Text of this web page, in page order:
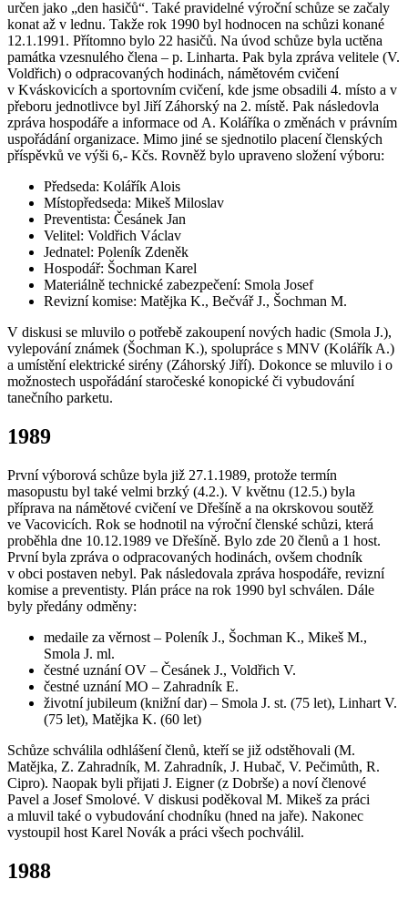
určen jako „den hasičů“. Také pravidelné výroční schůze se začaly
konat až v lednu. Takže rok 1990 byl hodnocen na schůzi konané
12.1.1991. Přítomno bylo 22 hasičů. Na úvod schůze byla uctěna
památka vzesnulého člena – p. Linharta. Pak byla zpráva velitele (V.
Voldřich) o odpracovaných hodinách, námětovém cvičení
v Kváskovicích a sportovním cvičení, kde jsme obsadili 4. místo a v
přeboru jednotlivce byl Jiří Záhorský na 2. místě. Pak následovla
zpráva hospodáře a informace od A. Koláříka o změnách v právním
uspořádání organizace. Mimo jiné se sjednotilo placení členských
příspěvků ve výši 6,- Kčs. Rovněž bylo upraveno složení výboru:
Předseda: Kolářík Alois
Místopředseda: Mikeš Miloslav
Preventista: Česánek Jan
Velitel: Voldřich Václav
Jednatel: Poleník Zdeněk
Hospodář: Šochman Karel
Materiálně technické zabezpečení: Smola Josef
Revizní komise: Matějka K., Bečvář J., Šochman M.
V diskusi se mluvilo o potřebě zakoupení nových hadic (Smola J.),
vylepování známek (Šochman K.), spolupráce s MNV (Kolářík A.)
a umístění elektrické sirény (Záhorský Jiří). Dokonce se mluvilo i o
možnostech uspořádání staročeské konopické či vybudování
tanečního parketu.
1989
První výborová schůze byla již 27.1.1989, protože termín
masopustu byl také velmi brzký (4.2.). V květnu (12.5.) byla
příprava na námětové cvičení ve Dřešíně a na okrskovou soutěž
ve Vacovicích. Rok se hodnotil na výroční členské schůzi, která
proběhla dne 10.12.1989 ve Dřešíně. Bylo zde 20 členů a 1 host.
První byla zpráva o odpracovaných hodinách, ovšem chodník
v obci postaven nebyl. Pak následovala zpráva hospodáře, revizní
komise a preventisty. Plán práce na rok 1990 byl schválen. Dále
byly předány odměny:
medaile za věrnost – Poleník J., Šochman K., Mikeš M.,
Smola J. ml.
čestné uznání OV – Česánek J., Voldřich V.
čestné uznání MO – Zahradník E.
životní jubileum (knižní dar) – Smola J. st. (75 let), Linhart V.
(75 let), Matějka K. (60 let)
Schůze schválila odhlášení členů, kteří se již odstěhovali (M.
Matějka, Z. Zahradník, M. Zahradník, J. Hubač, V. Pečimůth, R.
Cipro). Naopak byli přijati J. Eigner (z Dobrše) a noví členové
Pavel a Josef Smolové. V diskusi poděkoval M. Mikeš za práci
a mluvil také o vybudování chodníku (hned na jaře). Nakonec
vystoupil host Karel Novák a práci všech pochválil.
1988